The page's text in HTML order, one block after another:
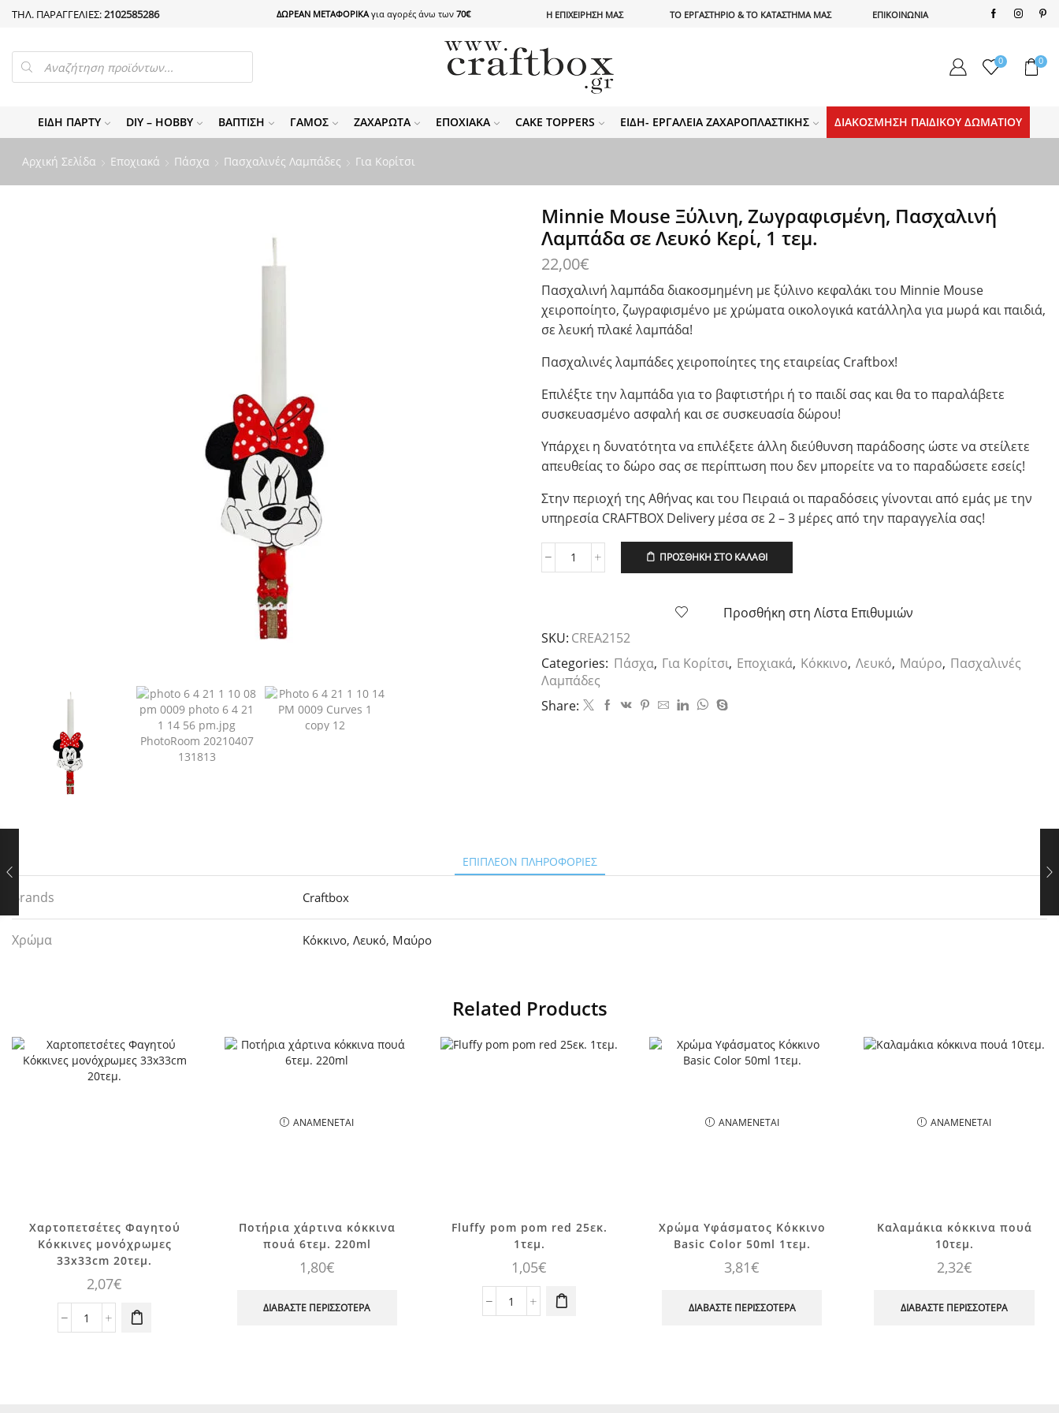
ΤΗΛ. ΠΑΡΑΓΓΕΛΙΕΣ:2102585286 ΔΩΡΕΑΝ ΜΕΤΑΦΟΡΙΚΑ για αγορές άνω των 70€ Η ΕΠΙΧΕΙΡΗΣΗ ΜΑΣ ΤΟ ΕΡΓΑΣΤΗΡΙΟ & ΤΟ ΚΑΤΑΣΤΗΜΑ ΜΑΣ ΕΠΙΚΟΙΝΩΝΙΑ
PRODUCTS
SEARCH 0 0
ΕΊΔΗ ΠΆΡΤΥ DIY – HOBBY ΒΆΠΤΙΣΗ ΓΆΜΟΣ ΖΑΧΑΡΩΤΆ ΕΠΟΧΙΑΚΆ CAKE TOPPERS ΕΊΔΗ- ΕΡΓΑΛΕΊΑ ΖΑΧΑΡΟΠΛΑΣΤΙΚΉΣ ΔΙΑΚΌΣΜΗΣΗ ΠΑΙΔΙΚΟΎ ΔΩΜΑΤΊΟΥ
Αρχική Σελίδα Εποχιακά Πάσχα Πασχαλινές Λαμπάδες Για Κορίτσι
Minnie Mouse Ξύλινη, Ζωγραφισμένη, Πασχαλινή
Λαμπάδα σε Λευκό Κερί, 1 τεμ.
22,00€
Πασχαλινή λαμπάδα διακοσμημένη με ξύλινο κεφαλάκι του Minnie Mouse
χειροποίητο, ζωγραφισμένο με χρώματα οικολογικά κατάλληλα για μωρά και παιδιά,
σε λευκή πλακέ λαμπάδα!
Πασχαλινές λαμπάδες χειροποίητες της εταιρείας Craftbox!
Επιλέξτε την λαμπάδα για το βαφτιστήρι ή το παιδί σας και θα το παραλάβετε
συσκευασμένο ασφαλή και σε συσκευασία δώρου!
Υπάρχει η δυνατότητα να επιλέξετε άλλη διεύθυνση παράδοσης ώστε να στείλετε
απευθείας το δώρο σας σε περίπτωση που δεν μπορείτε να το παραδώσετε εσείς!
Στην περιοχή της Αθήνας και του Πειραιά οι παραδόσεις γίνονται από εμάς με την
υπηρεσία CRAFTBOX Delivery μέσα σε 2 – 3 μέρες από την παραγγελία σας!
Minnie
Λαμπάδα
σε
Λευκό
Κερί,
1
ΠΡΟΣΘΉΚΗ ΣΤΟ ΚΑΛΆΘΙ
Προσθήκη στη Λίστα Επιθυμιών
SKU: CREA2152
Categories: Πάσχα, Για Κορίτσι, Εποχιακά, Κόκκινο, Λευκό, Μαύρο, Πασχαλινές
Λαμπάδες
Share:
ΕΠΙΠΛΈΟΝ ΠΛΗΡΟΦΟΡΊΕΣ
Brands Craftbox
Χρώμα Κόκκινο,Λευκό, Μαύρο
Related Products
Χαρτοπετσέτες Φαγητού
Κόκκινες μονόχρωμες
33x33cm 20τεμ.
2,07€
Χαρτοπετσέτες
ΑΝΑΜΈΝΕΤΑΙ
Ποτήρια χάρτινα κόκκινα
πουά 6τεμ. 220ml
1,80€
ΔΙΑΒΆΣΤΕ ΠΕΡΙΣΣΌΤΕΡΑ
Fluffy pom pom red 25εκ.
1τεμ.
1,05€
Fluffy
ΑΝΑΜΈΝΕΤΑΙ
Xρώμα Υφάσματος Κόκκινο
Basic Color 50ml 1τεμ.
3,81€
ΔΙΑΒΆΣΤΕ ΠΕΡΙΣΣΌΤΕΡΑ
ΑΝΑΜΈΝΕΤΑΙ
Καλαμάκια κόκκινα πουά
10τεμ.
2,32€
ΔΙΑΒΆΣΤΕ ΠΕΡΙΣΣΌΤΕΡΑ